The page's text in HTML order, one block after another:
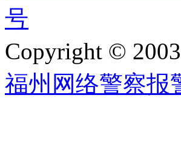
号
Copyright ©
福州网络警察报